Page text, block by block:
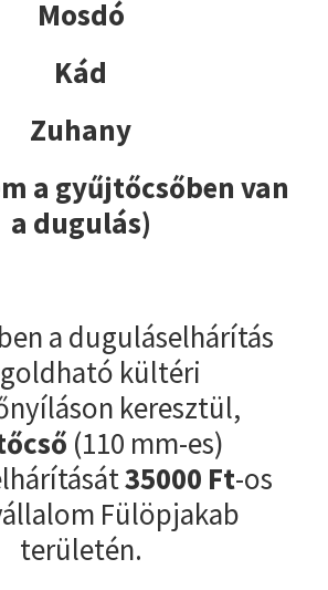
Mosdó
Kád
Zuhany
a gyűjtőcsőben van
a dugulás)
a duguláselhárítás
kültéri
keresztül,
(110 mm-es)
35000 Ft-os
Fülöpjakab
területén.